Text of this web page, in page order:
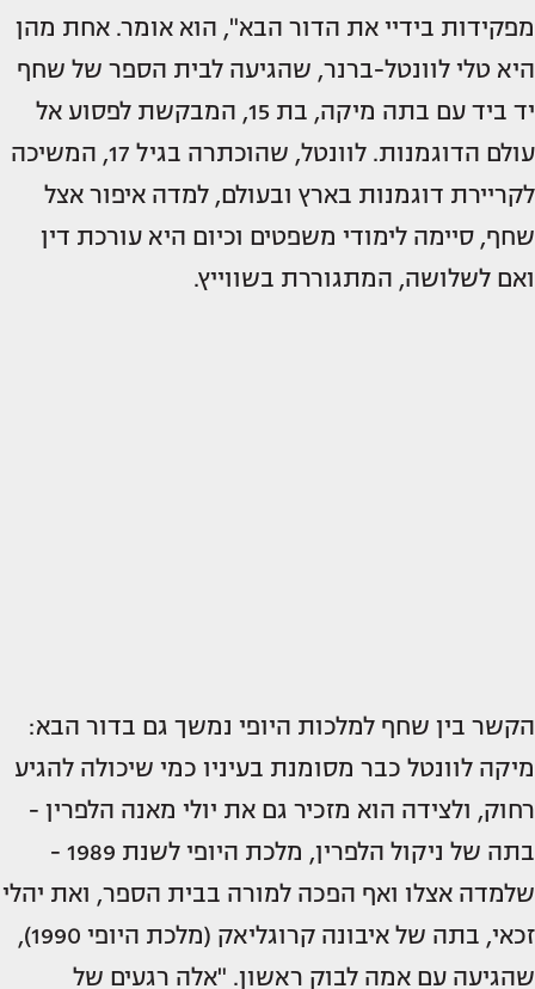
מפקידות בידיי את הדור הבא", הוא אומר. אחת מהן
היא טלי לוונטל-ברנר, שהגיעה לבית הספר של שחף
יד ביד עם בתה מיקה, בת 15, המבקשת לפסוע אל
עולם הדוגמנות. לוונטל, שהוכתרה בגיל 17, המשיכה
לקריירת דוגמנות בארץ ובעולם, למדה איפור אצל
שחף, סיימה לימודי משפטים וכיום היא עורכת דין
ואם לשלושה, המתגוררת בשווייץ.
הקשר בין שחף למלכות היופי נמשך גם בדור הבא:
מיקה לוונטל כבר מסומנת בעיניו כמי שיכולה להגיע
רחוק, ולצידה הוא מזכיר גם את יולי מאנה הלפרין -
בתה של ניקול הלפרין, מלכת היופי לשנת 1989 -
שלמדה אצלו ואף הפכה למורה בבית הספר, ואת יהלי
זכאי, בתה של איבונה קרוגליאק (מלכת היופי 1990),
שהגיעה עם אמה לבוק ראשון. "אלה רגעים של